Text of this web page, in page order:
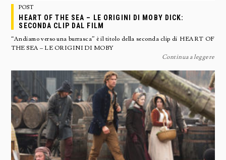
POST
HEART OF THE SEA – LE ORIGINI DI MOBY DICK:
SECONDA CLIP DAL FILM
“Andiamo verso una burrasca” è il titolo della seconda clip di HEART OF
THE SEA – LE ORIGINI DI MOBY
Continua a leggere